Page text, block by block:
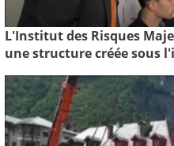
L'Institut des Risques
une structure créée sous